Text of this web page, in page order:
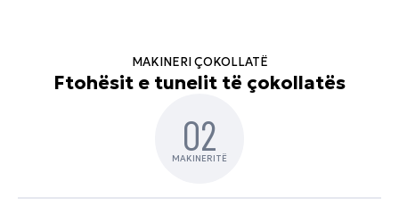
MAKINERI ÇOKOLLATË
Ftohësit e tunelit të çokollatës
02
MAKINERITË